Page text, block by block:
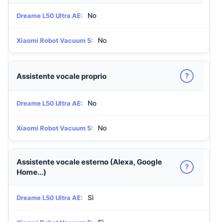
Dreame L50 Ultra AE: No
Xiaomi Robot Vacuum 5: No
Assistente vocale proprio ?
Dreame L50 Ultra AE: No
Xiaomi Robot Vacuum 5: No
Assistente vocale esterno (Alexa, Google
Home...)
?
Dreame L50 Ultra AE: Sì